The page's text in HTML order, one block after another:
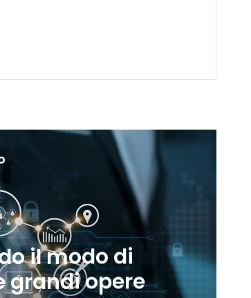
INNOVAZIONE
2 settimane fa
dal 2 agosto per chi
usa l’IA